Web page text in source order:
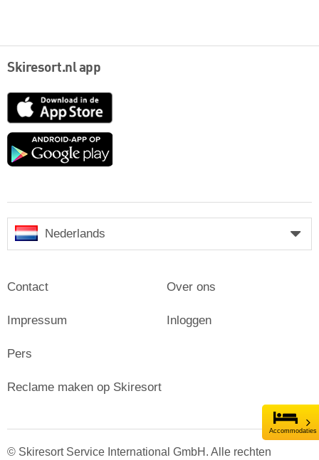
Accommodaties
Skiresort.nl app
App
Google
Nederlands
Contact
Impressum
Pers
Over ons
Inloggen
Reclame maken op Skiresort
© Skiresort Service International GmbH. Alle rechten